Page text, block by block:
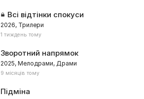
Всі відтінки спокуси
2026, Трилери
1 тиждень тому
Зворотний напрямок
2025, Мелодрами, Драми
9 місяців тому
Підміна